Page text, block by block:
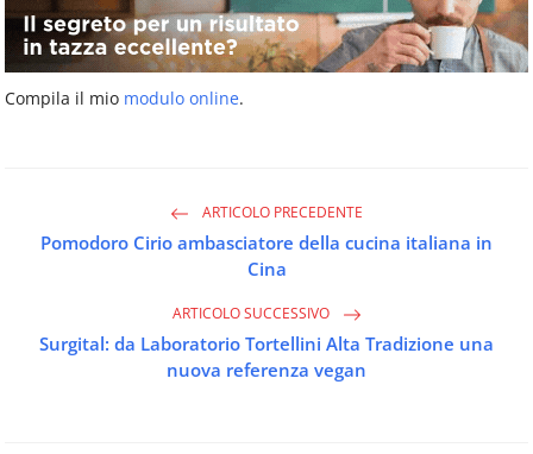
Compila il mio modulo online.
ARTICOLO PRECEDENTE
Pomodoro Cirio ambasciatore della cucina italiana in
Cina
ARTICOLO SUCCESSIVO
Surgital: da Laboratorio Tortellini Alta Tradizione una
nuova referenza vegan